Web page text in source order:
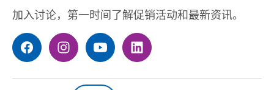
加入讨论，第一时间了解促销活动和最新资讯。